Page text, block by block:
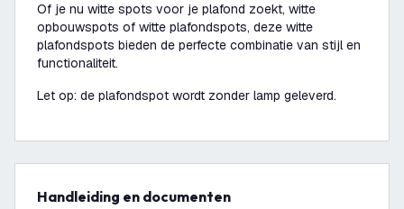
Of je nu witte spots voor je plafond zoekt, witte
opbouwspots of witte plafondspots, deze witte
plafondspots bieden de perfecte combinatie van stijl en
functionaliteit.
Let op: de plafondspot wordt zonder lamp geleverd.
Handleiding en documenten